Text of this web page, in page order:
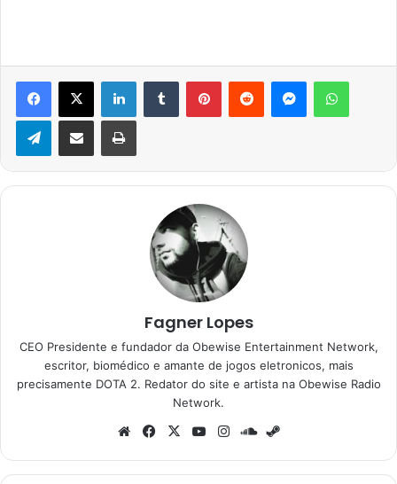
Facebook
X LinkedinTumblr PinterestReddit Messenger
TelegramCompartilhar via e-mail Imprimir
Fagner Lopes
CEO Presidente e fundador da Obewise Entertainment Network,
escritor, biomédico e amante de jogos eletronicos, mais
precisamente DOTA 2. Redator do site e artista na Obewise Radio
Network.
WebsiteFacebook
X YouTubeInstagramSoundCloud